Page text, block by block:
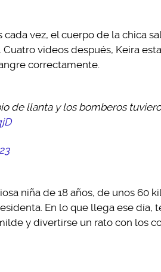
vez, el cuerpo de la chica
videos después, Keira
correctamente.
de llanta y los bomberos
niña de 18 años, de unos 60
En lo que llega ese día,
y divertirse un rato con los